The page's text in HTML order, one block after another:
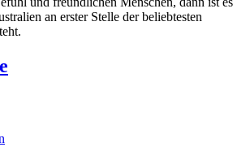
an erster Stelle der beliebtesten